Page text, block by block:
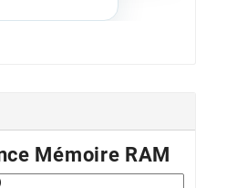
Mémoire RAM